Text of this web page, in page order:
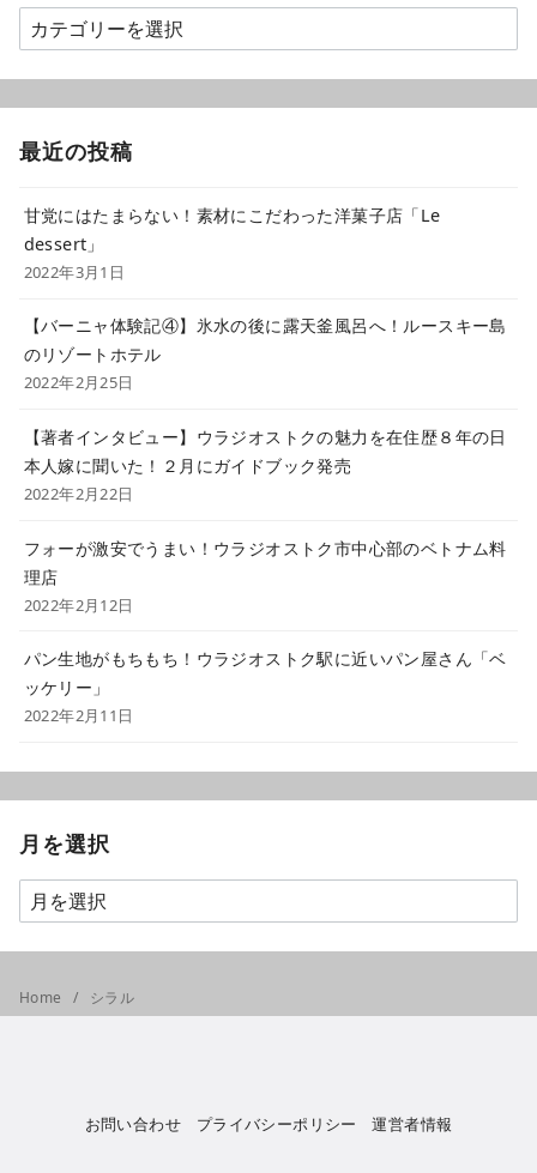
最近の投稿
甘党にはたまらない！素材にこだわった洋菓子店「Le
dessert」
2022年3月1日
【バーニャ体験記④】氷水の後に露天釜風呂へ！ルースキー島
のリゾートホテル
2022年2月25日
【著者インタビュー】ウラジオストクの魅力を在住歴８年の日
本人嫁に聞いた！２月にガイドブック発売
2022年2月22日
フォーが激安でうまい！ウラジオストク市中心部のベトナム料
理店
2022年2月12日
パン生地がもちもち！ウラジオストク駅に近いパン屋さん「ベ
ッケリー」
2022年2月11日
月を選択
Home シラル
お問い合わせ プライバシーポリシー 運営者情報